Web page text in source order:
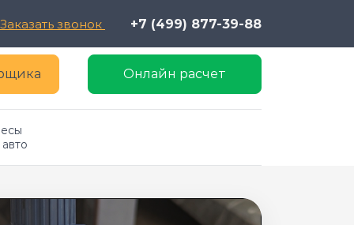
Заказать звонок +7 (499) 877-39-88
Онлайн расчет